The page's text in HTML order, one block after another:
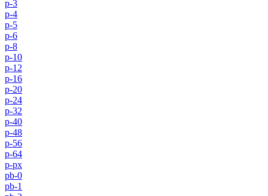
p-3
p-4
p-5
p-6
p-8
p-10
p-12
p-16
p-20
p-24
p-32
p-40
p-48
p-56
p-64
p-px
pb-0
pb-1